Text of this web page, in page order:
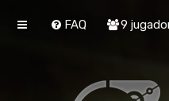
FAQ 9